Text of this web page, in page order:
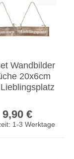
Wandbilder
20x6cm
Deko
9,90 €
1-3 Werktage